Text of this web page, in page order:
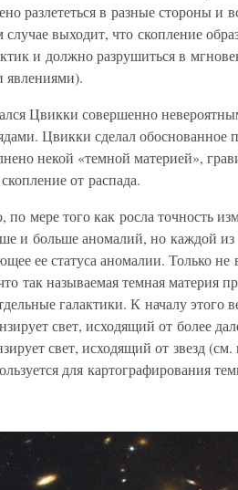
разлететься в разные стороны и
случае выходит, что скопление
и должно разрушиться в
явлениями).
Цвикки совершенно
Цвикки сделал обоснованное
некой «темной материей»,
от распада.
по мере того как росла точность
и больше аномалий, но каждой
ее статуса аномалии. Только не
так называемая темная материя
галактики. К началу этого
свет, исходящий от более
свет, исходящий от звезд
для картографирования